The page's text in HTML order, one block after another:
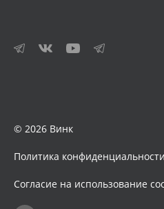
© 2026 Винк
Политика конфиденциальности
Согласие на использование